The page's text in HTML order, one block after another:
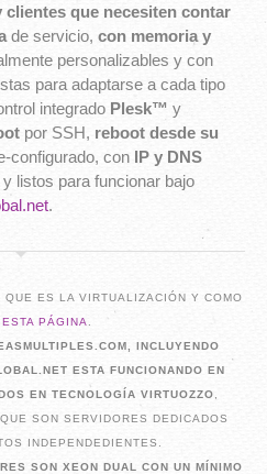
clientes que necesiten contar
de servicio, con memoria y
personalizables y con
para adaptarse a cada tipo
integrado Plesk™ y
por SSH, reboot desde su
configurado, con IP y DNS
y listos para funcionar bajo
.
ES LA VIRTUALIZACIÓN Y COMO
ESTA PÁGINA
INCLUYENDO
ESTA FUNCIONANDO EN
EN TECNOLOGÍA VIRTUOZZO
SON SERVIDORES DEDICADOS
INDEPENDEDIENTES.
SON XEON DUAL CON UN MÍNIMO